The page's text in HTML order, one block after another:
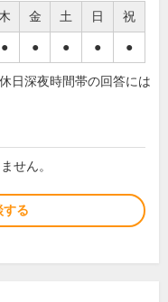
木 金 土 日 祝
● ● ● ● ●
日深夜時間帯の回答には
せん。
する